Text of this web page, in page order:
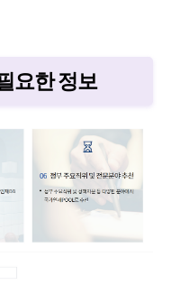
요한 정보